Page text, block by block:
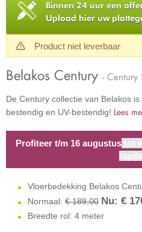
Binnen 24 uur een
Upload hier uw
Product niet leverbaar
Belakos Century - Century
De Century collectie van Belakos
bestendig en UV-bestendig! Lees
Profiteer t/m 16 augustus tot
Vloerbedekking Belakos
Normaal: € 189,00 Nu: €
Breedte rol: 4 meter